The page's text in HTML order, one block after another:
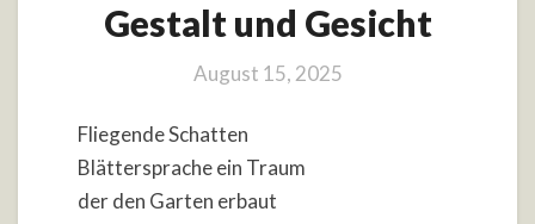
und
Gesicht
Gestalt und Gesicht
August 15, 2025
Fliegende Schatten
Blättersprache ein Traum
der den Garten erbaut